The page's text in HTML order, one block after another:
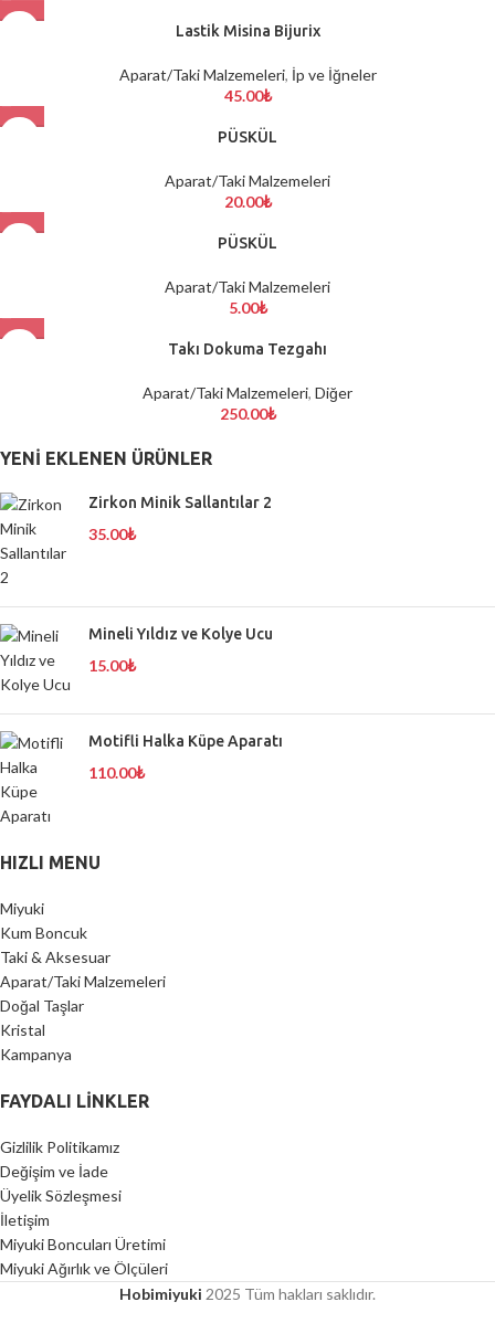
Lastik Misina Bijurix
Aparat/Taki Malzemeleri, İp ve İğneler
45.00₺
PÜSKÜL
Aparat/Taki Malzemeleri
20.00₺
PÜSKÜL
Aparat/Taki Malzemeleri
5.00₺
Takı Dokuma Tezgahı
Aparat/Taki Malzemeleri, Diğer
250.00₺
YENI EKLENEN ÜRÜNLER
Zirkon Minik Sallantılar 2
35.00₺
Mineli Yıldız ve Kolye Ucu
15.00₺
Motifli Halka Küpe Aparatı
110.00₺
HIZLI MENU
Miyuki
Kum Boncuk
Taki & Aksesuar
Aparat/Taki Malzemeleri
Doğal Taşlar
Kristal
Kampanya
FAYDALI LİNKLER
Gizlilik Politikamız
Değişim ve İade
Üyelik Sözleşmesi
İletişim
Miyuki Boncuları Üretimi
Miyuki Ağırlık ve Ölçüleri
Hobimiyuki 2025 Tüm hakları saklıdır.